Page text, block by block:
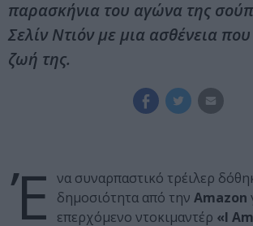
παρασκήνια του αγώνα της
Σελίν Ντιόν με μια ασθένεια
ζωή της.
Έ να συναρπαστικό τρέιλερ
δημοσιότητα από την Αmazon
επερχόμενο ντοκιμαντέρ «I